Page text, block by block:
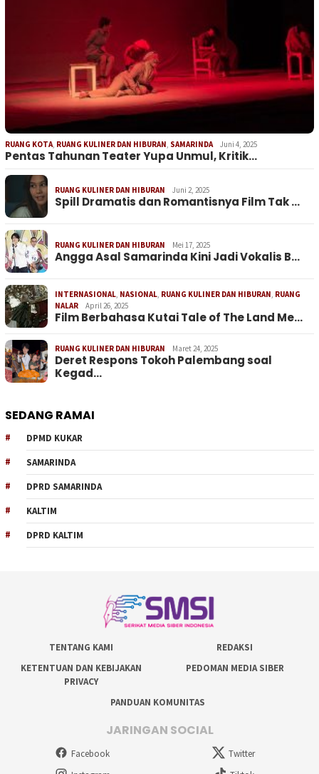
RUANG KOTA RUANG KULINER DAN HIBURAN SAMARINDA Juni 4, 2025
Pentas Tahunan Teater Yupa Unmul, Kritik…
RUANG KULINER DAN HIBURAN Juni 2, 2025
Spill Dramatis dan Romantisnya Film Tak …
RUANG KULINER DAN HIBURAN Mei 17, 2025
Angga Asal Samarinda Kini Jadi Vokalis B…
INTERNASIONAL NASIONAL RUANG KULINER DAN HIBURAN RUANG
NALAR
April 26, 2025
Film Berbahasa Kutai Tale of The Land Me…
RUANG KULINER DAN HIBURAN Maret 24, 2025
Deret Respons Tokoh Palembang soal
Kegad…
SEDANG RAMAI
DPMD KUKAR
SAMARINDA
DPRD SAMARINDA
KALTIM
DPRD KALTIM
TENTANG KAMI
REDAKSI
KETENTUAN DAN KEBIJAKAN
PRIVACY
PEDOMAN MEDIA SIBER
PANDUAN KOMUNITAS
JARINGAN SOCIAL
Facebook
Twitter